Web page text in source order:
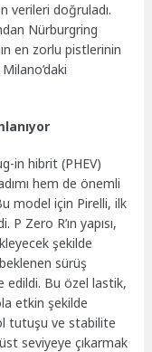
verileri doğruladı.
Nürburgring
en zorlu pistlerinin
in hibrit (PHEV)
hem de önemli
model için Pirelli, ilk
Zero R’ın yapısı,
şekilde
sürüş
edildi. Bu özel lastik,
etkin şekilde
tutuşu ve stabilite
seviyeye çıkarmak